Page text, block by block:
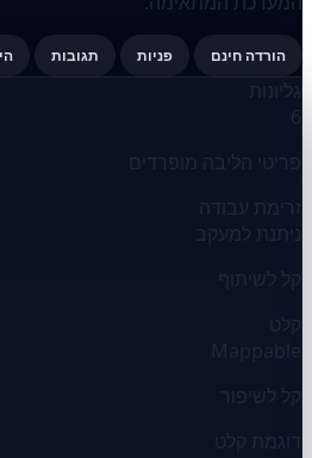
הורדה חינם פניות תגובות
גליונות
6
פריטי הליבה מופרדים
זרימת עבודה
ניתנת למעקב
קל לשיתוף
קלט
Mappable
קל לשיפור
דוגמת קלט